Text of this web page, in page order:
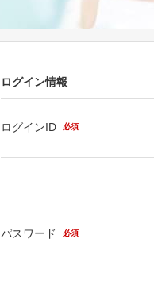
ログイン情報
ログインID 必須
パスワード 必須